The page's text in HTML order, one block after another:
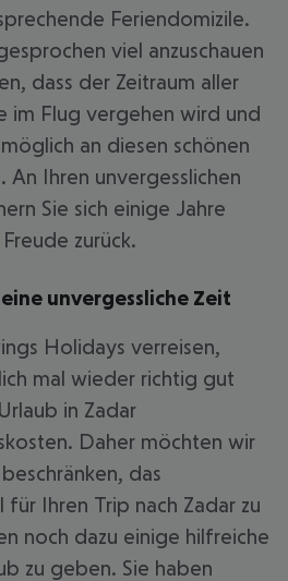
Feriendomizile.
viel anzuschauen
dass der Zeitraum aller
im Flug vergehen wird und
an diesen schönen
An Ihren unvergesslichen
Sie sich einige Jahre
zurück.
unvergessliche Zeit
Holidays verreisen,
mal wieder richtig gut
in Zadar
Daher möchten wir
das
Ihren Trip nach Zadar zu
noch dazu einige hilfreiche
zu geben. Sie haben